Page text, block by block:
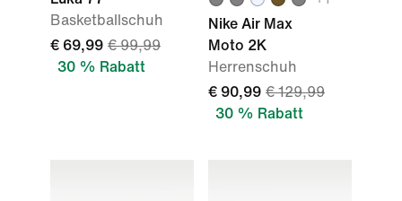
Basketballschuh
€ 69,99 € 99,99
30 % Rabatt
Nike Air Max
Moto 2K
Herrenschuh
€ 90,99 € 129,99
30 % Rabatt